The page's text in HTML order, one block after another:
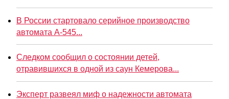
В России стартовало серийное производство
автомата А-545...
Следком сообщил о состоянии детей,
отравившихся в одной из саун Кемерова...
Эксперт развеял миф о надежности автомата